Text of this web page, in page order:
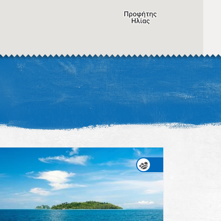
πληκτρολογίου Η εικόνα ενδέχεται να υπόκειται σε πνευματικά δικαιώματα Όροι